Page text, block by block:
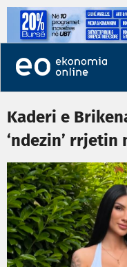
Kaderi e
‘ndezin’ rrjetin